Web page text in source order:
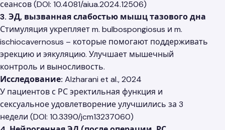
сеансов (DOI: 10.4081/aiua.2024.12506)
3. ЭД, вызванная слабостью мышц тазового дна
Стимуляция укрепляет m. bulbospongiosus и m.
ischiocavernosus – которые помогают поддерживать
эрекцию и эякуляцию. Улучшает мышечный
контроль и выносливость.
Исследование: Alzharani et al., 2024
У пациентов с РС эректильная функция и
сексуальное удовлетворение улучшились за 3
недели (DOI: 10.3390/jcm13237060)